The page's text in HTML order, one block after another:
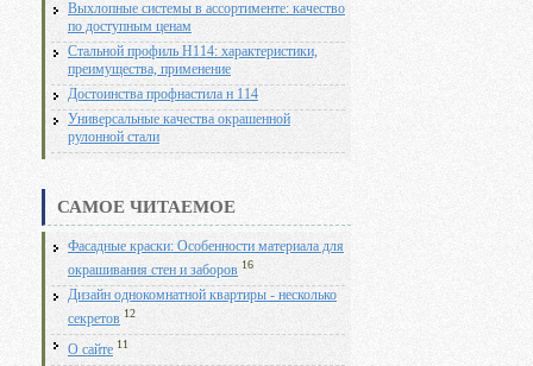
Выхлопные системы в ассортименте: качество
по доступным ценам
Стальной профиль Н114: характеристики,
преимущества, применение
Достоинства профнастила н 114
Универсальные качества окрашенной
рулонной стали
САМОЕ ЧИТАЕМОЕ
Фасадные краски: Особенности материала для
окрашивания стен и заборов 16
Дизайн однокомнатной квартиры - несколько
секретов 12
О сайте 11